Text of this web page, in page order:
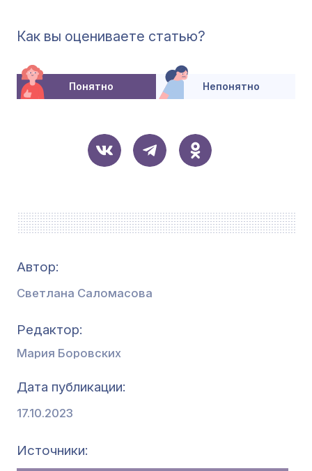
Как вы оцениваете статью?
Понятно Непонятно
Автор:
Светлана Саломасова
Редактор
Мария Боровских
Дата публикации
17.10.2023
Источники